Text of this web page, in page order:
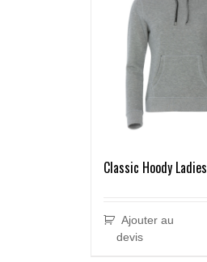
Classic Hoody Ladies
Ajouter au
devis